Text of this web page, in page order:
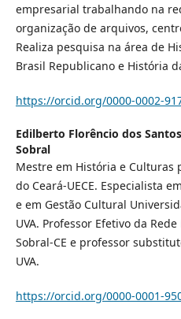
empresarial trabalhando na
organização de arquivos,
Realiza pesquisa na área de
Brasil Republicano e História
https://orcid.org/0000-0002-
Edilberto Florêncio dos
Sobral
Mestre em História e Culturas
do Ceará-UECE. Especialista
e em Gestão Cultural
UVA. Professor Efetivo da
Sobral-CE e professor
UVA.
https://orcid.org/0000-0001-